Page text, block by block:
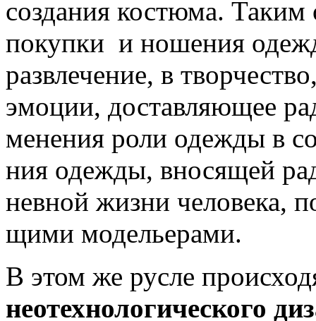
создания костюма.
покупки и ношения
развлечение, в
эмоции, доставляющее
менения роли одежды в
ния одежды, вносящей
невной жизни человека,
щими модельерами.
В этом же русле
неотехнологического